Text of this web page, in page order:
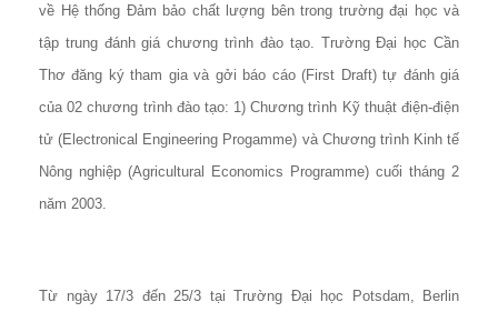
về Hệ thống Đảm bảo chất lượng bên trong trường đại học và
tập trung đánh giá chương trình đào tạo. Trường Đại học Cần
Thơ đăng ký tham gia và gởi báo cáo (First Draft) tự đánh giá
của 02 chương trình đào tạo: 1) Chương trình Kỹ thuật điện-điện
tử (Electronical Engineering Progamme) và Chương trình Kinh tế
Nông nghiệp (Agricultural Economics Programme) cuối tháng 2
năm 2003.
Từ ngày 17/3 đến 25/3 tại Trường Đại học Potsdam, Berlin